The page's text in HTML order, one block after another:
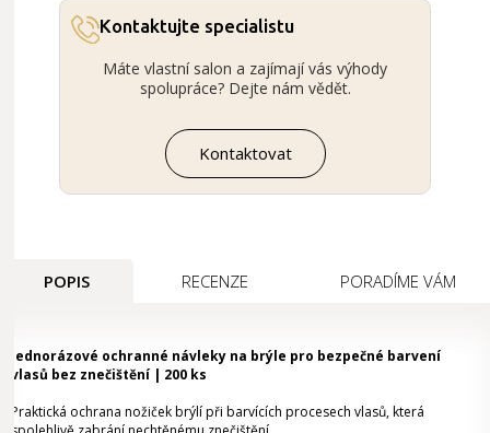
Kontaktujte specialistu
Máte vlastní salon a zajímají vás výhody
spolupráce? Dejte nám vědět.
Kontaktovat
POPIS RECENZE PORADÍME VÁM
Jednorázové ochranné návleky na brýle pro bezpečné barvení
vlasů bez znečištění | 200 ks
Praktická ochrana nožiček brýlí při barvících procesech vlasů, která